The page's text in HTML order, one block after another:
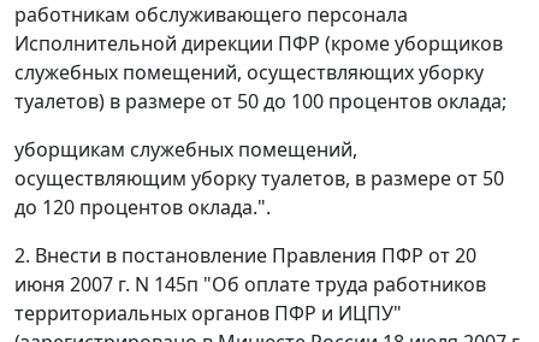
работникам обслуживающего персонала
Исполнительной дирекции ПФР (кроме уборщиков
служебных помещений, осуществляющих уборку
туалетов) в размере от 50 до 100 процентов оклада;
уборщикам служебных помещений,
осуществляющим уборку туалетов, в размере от 50
до 120 процентов оклада.".
2. Внести в постановление Правления ПФР от 20
июня 2007 г. N 145п "Об оплате труда работников
территориальных органов ПФР и ИЦПУ"